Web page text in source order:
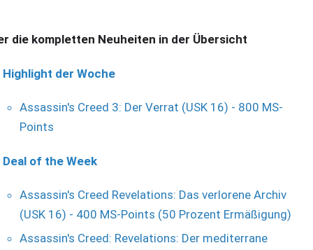
die kompletten Neuheiten in der Übersicht
Highlight der Woche
Assassin's Creed 3: Der Verrat (USK 16) - 800 MS-
Points
Deal of the Week
Assassin's Creed Revelations: Das verlorene Archiv
(USK 16) - 400 MS-Points (50 Prozent Ermäßigung)
Assassin's Creed: Revelations: Der mediterrane